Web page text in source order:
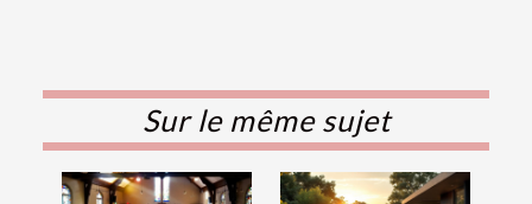
Sur le même sujet